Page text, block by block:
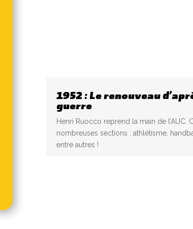
1952 : Le renouveau
guerre
Henri Ruocco reprend la main de l’AUC.
nombreuses sections : athlétisme,
entre autres !